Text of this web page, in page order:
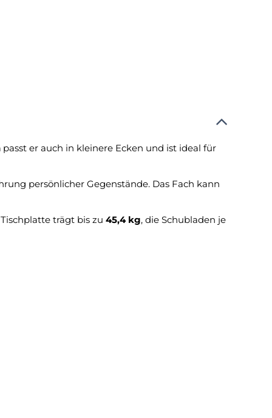
passt er auch in kleinere Ecken und ist ideal für
persönlicher Gegenstände. Das Fach kann
trägt bis zu 45,4 kg, die Schubladen je